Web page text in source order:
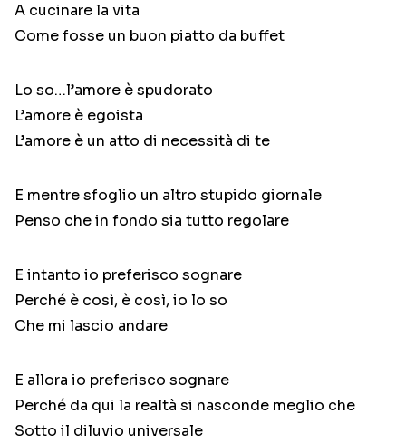
A cucinare la vita
Come fosse un buon piatto da buffet
Lo so…l’amore è spudorato
L’amore è egoista
L’amore è un atto di necessità di te
E mentre sfoglio un altro stupido giornale
Penso che in fondo sia tutto regolare
E intanto io preferisco sognare
Perché è così, è così, io lo so
Che mi lascio andare
E allora io preferisco sognare
Perché da qui la realtà si nasconde meglio che
Sotto il diluvio universale